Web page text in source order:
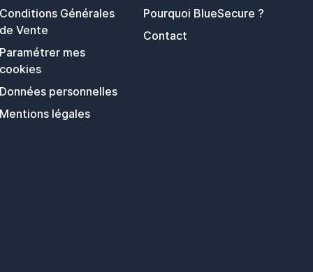
Conditions Générales
de Vente
Paramétrer mes
cookies
Données personnelles
Mentions légales
Pourquoi BlueSecure ?
Contact